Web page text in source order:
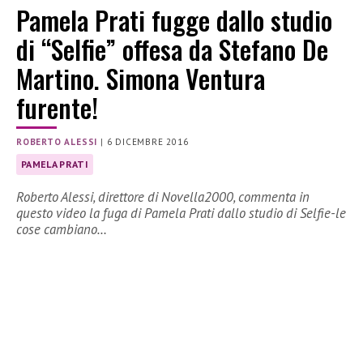
Pamela Prati fugge dallo studio
di “Selfie” offesa da Stefano De
Martino. Simona Ventura
furente!
ROBERTO ALESSI | 6 DICEMBRE 2016
PAMELA PRATI
Roberto Alessi, direttore di Novella2000, commenta in
questo video la fuga di Pamela Prati dallo studio di Selfie-le
cose cambiano…